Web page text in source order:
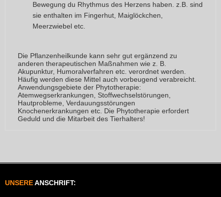
Bewegung du Rhythmus des Herzens haben. z.B. sind
sie enthalten im Fingerhut, Maiglöckchen,
Meerzwiebel etc.
Die Pflanzenheilkunde kann sehr gut ergänzend zu
anderen therapeutischen Maßnahmen wie z. B.
Akupunktur, Humoralverfahren etc. verordnet werden.
Häufig werden diese Mittel auch vorbeugend verabreicht.
Anwendungsgebiete der Phytotherapie:
Atemwegserkrankungen, Stoffwechselstörungen,
Hautprobleme, Verdauungsstörungen
Knochenerkrankungen etc. Die Phytotherapie erfordert
Geduld und die Mitarbeit des Tierhalters!
UNSEREANSCHRIFT: